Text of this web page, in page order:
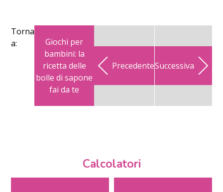
Torna
a:
Giochi per
bambini: la
ricetta delle
bolle di sapone
fai da te
PrecedenteSuccessiva
Calcolatori